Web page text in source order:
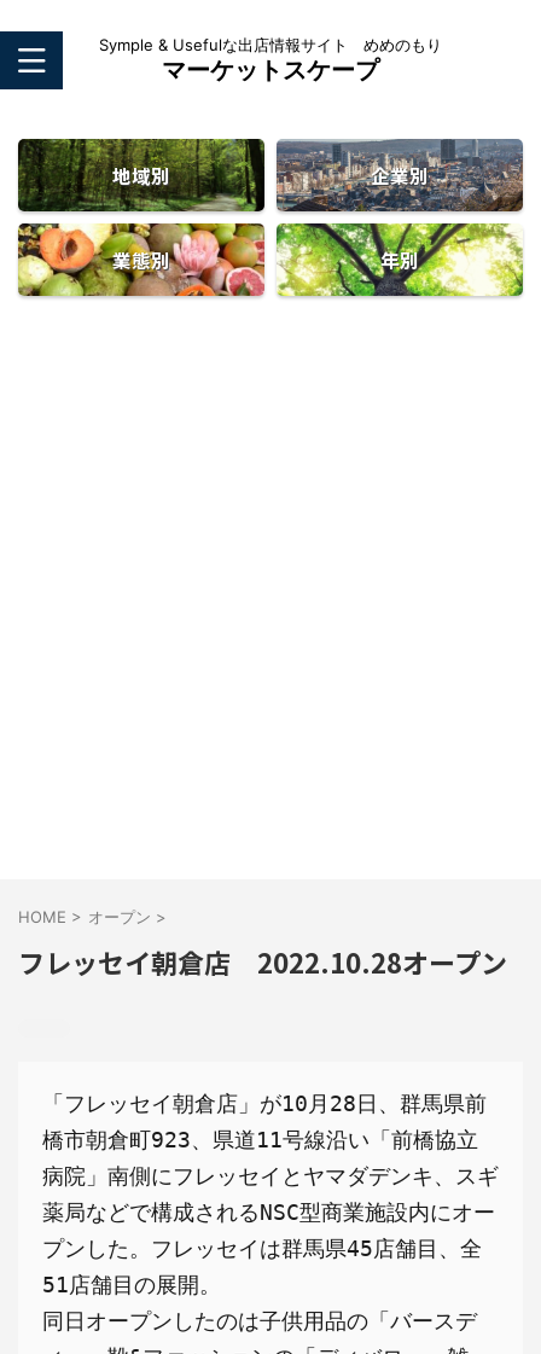
Symple & Usefulな出店情報サイト めめのもり
マーケットスケープ
地域別 企業別
業態別 年別
HOME > オープン >
フレッセイ朝倉店 2022.10.28オープン
「フレッセイ朝倉店」が10月28日、群馬県前
橋市朝倉町923、県道11号線沿い「前橋協立
病院」南側にフレッセイとヤマダデンキ、スギ
薬局などで構成されるNSC型商業施設内にオー
プンした。フレッセイは群馬県45店舗目、全
51店舗目の展開。
同日オープンしたのは子供用品の「バースデ